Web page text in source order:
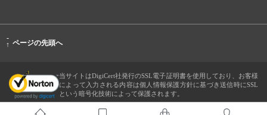
-
↑ ページの先頭へ
当サイトはDigiCert社発行のSSL電子証明書を使用しており、お客様
によって入力される内容は個人情報保護方針に基づき送信時にSSL
という暗号化技術によって保護されます。